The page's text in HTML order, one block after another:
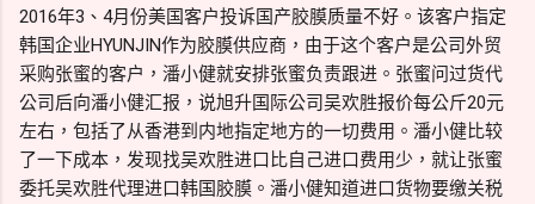
2016年3、4月份美国客户投诉国产胶膜质量不好。该客户指定
韩国企业HYUNJIN作为胶膜供应商，由于这个客户是公司外贸
采购张蜜的客户，潘小健就安排张蜜负责跟进。张蜜问过货代
公司后向潘小健汇报，说旭升国际公司吴欢胜报价每公斤20元
左右，包括了从香港到内地指定地方的一切费用。潘小健比较
了一下成本，发现找吴欢胜进口比自己进口费用少，就让张蜜
委托吴欢胜代理进口韩国胶膜。潘小健知道进口货物要缴关税